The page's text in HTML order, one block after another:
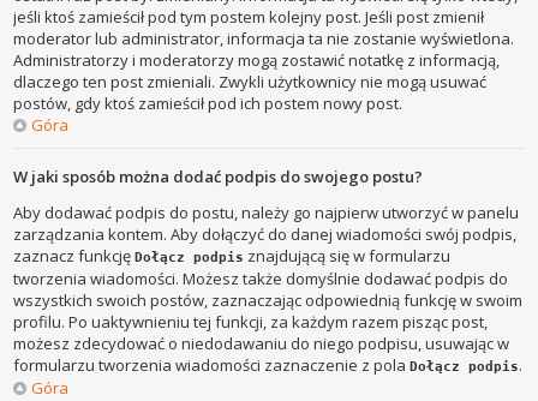
jeśli ktoś zamieścił pod tym postem kolejny post. Jeśli post zmienił
moderator lub administrator, informacja ta nie zostanie wyświetlona.
Administratorzy i moderatorzy mogą zostawić notatkę z informacją,
dlaczego ten post zmieniali. Zwykli użytkownicy nie mogą usuwać
postów, gdy ktoś zamieścił pod ich postem nowy post.
Góra
W jaki sposób można dodać podpis do swojego postu?
Aby dodawać podpis do postu, należy go najpierw utworzyć w panelu
zarządzania kontem. Aby dołączyć do danej wiadomości swój podpis,
zaznacz funkcjęDołącz podpis znajdującą się w formularzu
tworzenia wiadomości. Możesz także domyślnie dodawać podpis do
wszystkich swoich postów, zaznaczając odpowiednią funkcję w swoim
profilu. Po uaktywnieniu tej funkcji, za każdym razem pisząc post,
możesz zdecydować o niedodawaniu do niego podpisu, usuwając w
formularzu tworzenia wiadomości zaznaczenie z polaDołącz podpis.
Góra